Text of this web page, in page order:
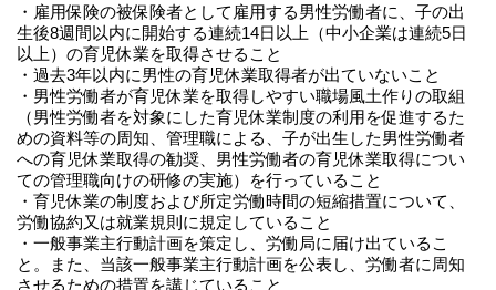
・雇用保険の被保険者として雇用する男性労働者に、子の出
生後8週間以内に開始する連続14日以上（中小企業は連続5日
以上）の育児休業を取得させること
・過去3年以内に男性の育児休業取得者が出ていないこと
・男性労働者が育児休業を取得しやすい職場風土作りの取組
（男性労働者を対象にした育児休業制度の利用を促進するた
めの資料等の周知、管理職による、子が出生した男性労働者
への育児休業取得の勧奨、男性労働者の育児休業取得につい
ての管理職向けの研修の実施）を行っていること
・育児休業の制度および所定労働時間の短縮措置について、
労働協約又は就業規則に規定していること
・一般事業主行動計画を策定し、労働局に届け出ているこ
と。また、当該一般事業主行動計画を公表し、労働者に周知
させるための措置を講じていること